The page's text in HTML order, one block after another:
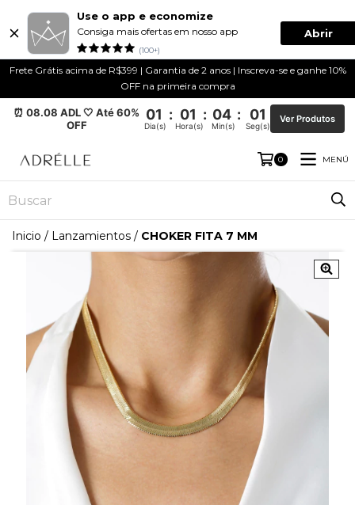
Use o app e economize
Consiga mais ofertas em nosso app
(100+)
Abrir
Frete Grátis acima de R$399 | Garantia de 2 anos | Inscreva-se e ganhe 10%
OFF na primeira compra
⏰ 08.08 ADL 🤍 Até 60%
OFF
01 : 01 : 04 : 01
Dia(s) Hora(s) Min(s) Seg(s)
Ver Produtos
0 MENÚ
Inicio / Lanzamientos / CHOKER FITA 7 MM